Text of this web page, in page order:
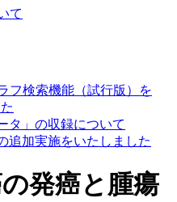
て
フ検索機能（試行版）を
タ」の収録について
追加実施をいたしました
発癌と腫瘍